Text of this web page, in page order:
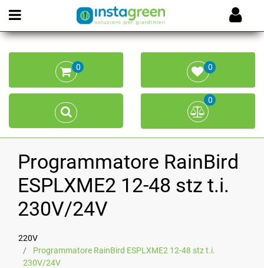
Open menu
0 0
0
Programmatore RainBird
ESPLXME2 12-48 stz t.i.
230V/24V
220V
Programmatore RainBird ESPLXME2 12-48 stz t.i.
230V/24V